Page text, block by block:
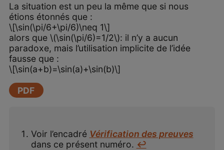
La situation est un peu la même que si nous
étions étonnés que :
\[\sin(\pi/6+\pi/6)\neq 1\]
alors que \(\sin(\pi/6)=1/2\): il n’y a aucun
paradoxe, mais l’utilisation implicite de l’idée
fausse que :
\[\sin(a+b)=\sin(a)+\sin(b)\]
PDF
Voir l’encadré Vérification des preuves
dans ce présent numéro. ↩